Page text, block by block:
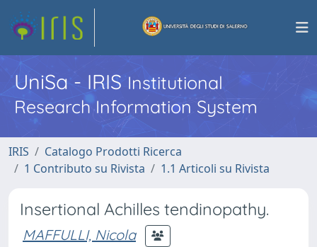
UniSa - IRISInstitutional
Research Information System
IRIS
Catalogo Prodotti Ricerca
1 Contributo su Rivista
1.1 Articoli su Rivista
Insertional Achilles tendinopathy.
MAFFULLI, Nicola